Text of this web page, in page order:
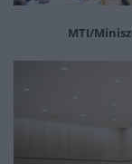
MTI/